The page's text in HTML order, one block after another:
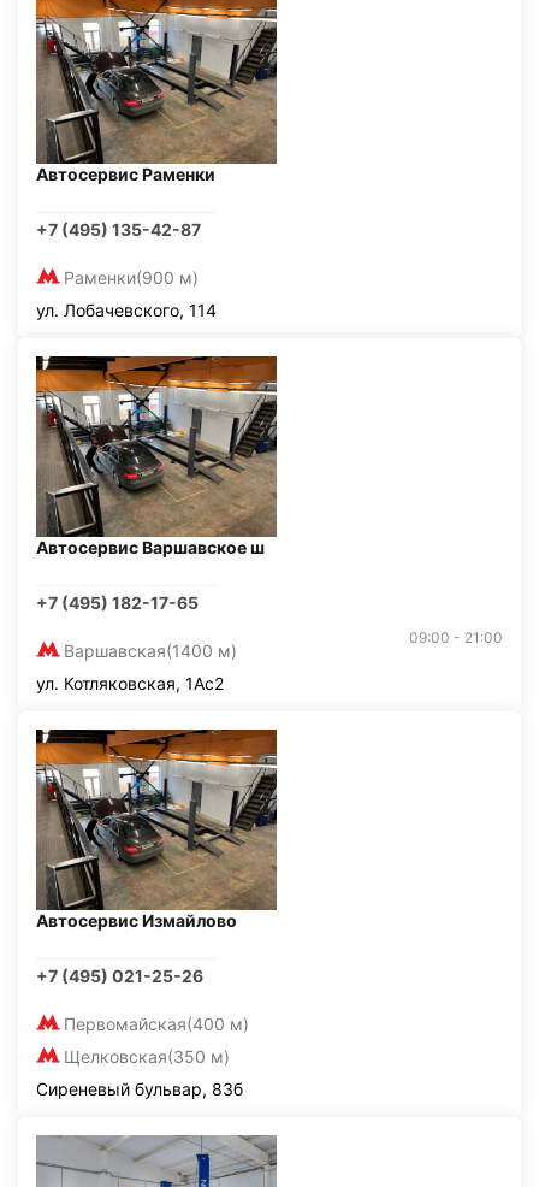
Автосервис Раменки
+7 (495) 135-42-87
Раменки(900 м)
ул. Лобачевского, 114
Автосервис Варшавское ш
+7 (495) 182-17-65
Варшавская(1400 м)
09:00 - 21:00
ул. Котляковская, 1Ас2
Автосервис Измайлово
+7 (495) 021-25-26
Первомайская(400 м)
Щелковская(350 м)
Сиреневый бульвар, 83б